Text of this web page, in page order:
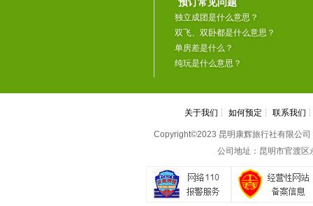
预订常见问题
独立成团是什么意思？
双飞、双卧都是什么意思？
单房差是什么？
纯玩是什么意思？
关于我们 ┆ 如何预定 ┆ 联系我们
Copyright©2023 昆明康辉旅行社有限公
公司地址：昆明市官渡